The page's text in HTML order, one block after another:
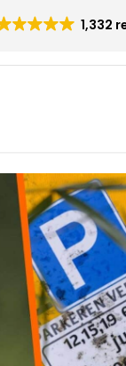
1,332